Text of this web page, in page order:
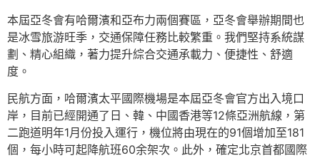
本屆亞冬會有哈爾濱和亞布力兩個賽區，亞冬會舉辦期間也
是冰雪旅游旺季，交通保障任務比較繁重。我們堅持系統謀
劃、精心組織，著力提升綜合交通承載力、便捷性、舒適
度。
民航方面，哈爾濱太平國際機場是本屆亞冬會官方出入境口
岸，目前已經開通了日、韓、中國香港等12條亞洲航線，第
二跑道明年1月份投入運行，機位將由現在的91個增加至181
個，每小時可起降航班60余架次。此外，確定北京首都國際